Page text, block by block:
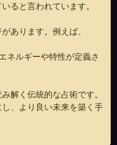
ると言われています。
あります。例えば、
ネルギーや特性が定義さ
解く伝統的な占術です。
、より良い未来を築く手